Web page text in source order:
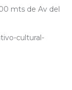
mts de Av del
cultural-